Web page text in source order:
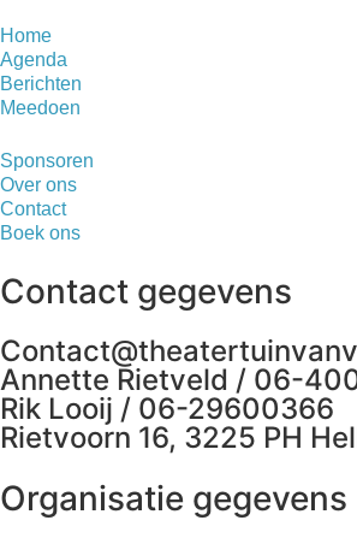
Home
Agenda
Berichten
Meedoen
Sponsoren
Over ons
Contact
Boek ons
Contact gegevens
Annette Rietveld / 06-
Rik Looij / 06-29600366
Rietvoorn 16, 3225 PH
Organisatie gegevens